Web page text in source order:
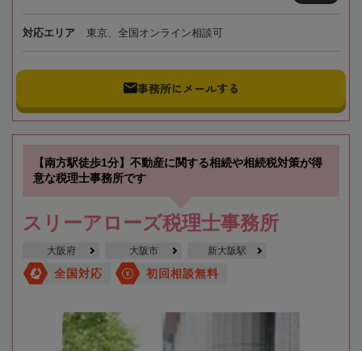
対応エリア 東京、全国オンライン相談可
事務所にメールする
【南方駅徒歩1分】不動産に関する相続や相続税対策が得
意な税理士事務所です
スリーアローズ税理士事務所
大阪府 大阪市 新大阪駅
全国対応 初回相談無料